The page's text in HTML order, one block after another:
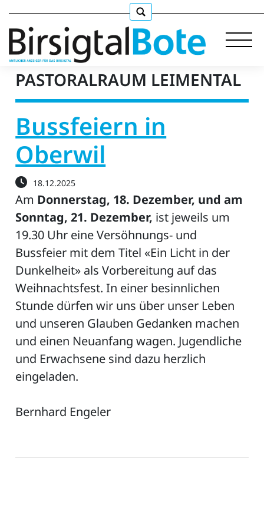
Immobilien
Stellen
E-
Paper
PASTORALRAUM LEIMENTAL
Bussfeiern in
Oberwil
18.12.2025
Am Donnerstag, 18. Dezember, und am
Sonntag, 21. Dezember, ist jeweils um
19.30 Uhr eine Versöhnungs- und
Bussfeier mit dem Titel «Ein Licht in der
Dunkelheit» als Vorbereitung auf das
Weihnachtsfest. In einer besinnlichen
Stunde dürfen wir uns über unser Leben
und unseren Glauben Gedanken machen
und einen Neuanfang wagen. Jugendliche
und Erwachsene sind dazu herzlich
eingeladen.
Bernhard Engeler